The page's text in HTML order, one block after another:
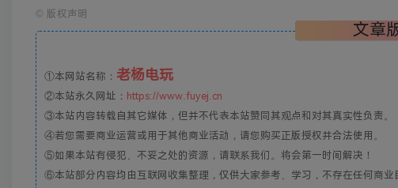
© 版权声明
文章
①本网站名称： 老杨电玩
②本站永久网址： https://www.fuyej.cn
③本站内容转载自其它媒体，但并不代表本站赞同其观点和对其真实性负责。
④若您需要商业运营或用于其他商业活动，请您购买正版授权并合法使用。
⑤如果本站有侵犯、不妥之处的资源，请联系我们。将会第一时间解决！
⑥本站部分内容均由互联网收集整理，仅供大家参考、学习，不存在任何商业